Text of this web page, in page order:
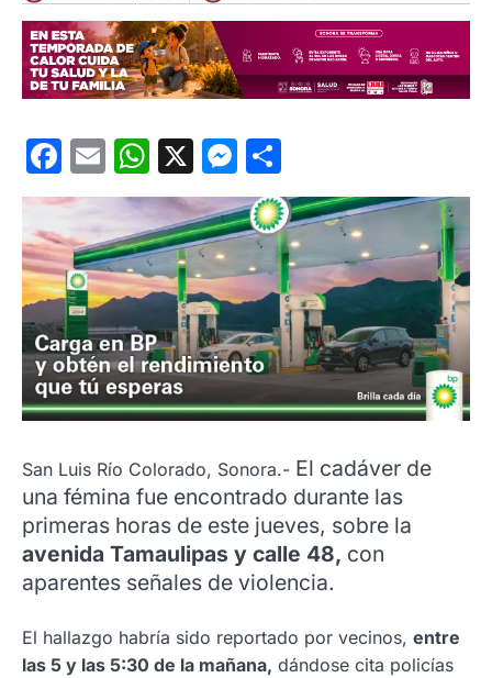
Facebook
EmailWhatsApp
X Messenger
San Luis Río Colorado, Sonora.- El cadáver de
una fémina fue encontrado durante las
primeras horas de este jueves, sobre la
avenida Tamaulipas y calle 48, con
aparentes señales de violencia.
El hallazgo habría sido reportado por vecinos, entre
las 5 y las 5:30 de la mañana, dándose cita policías